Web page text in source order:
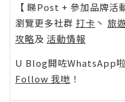
【 睇Post + 參加品牌活
瀏覽更多社群 打卡 丶 旅
攻略及 活動情報
U Blog開咗WhatsApp啦
Follow 我哋 ！